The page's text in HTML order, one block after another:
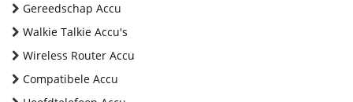
Gereedschap Accu
Walkie Talkie Accu's
Wireless Router Accu
Compatibele Accu